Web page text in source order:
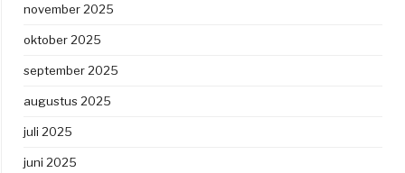
november 2025
oktober 2025
september 2025
augustus 2025
juli 2025
juni 2025